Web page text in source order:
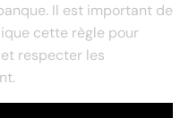
Il est important de
cette règle pour
respecter les